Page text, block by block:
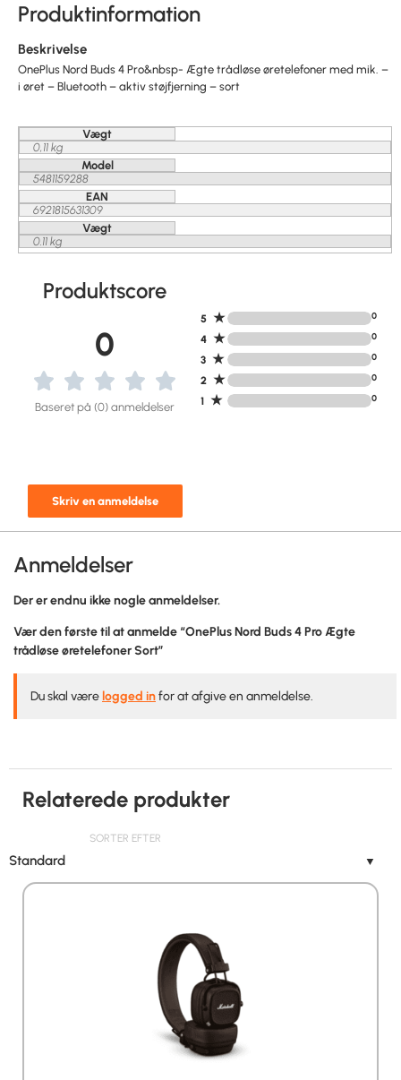
Produktinformation
Beskrivelse
OnePlus Nord Buds 4 Pro&nbsp- Ægte trådløse øretelefoner med mik. –
i øret – Bluetooth – aktiv støjfjerning – sort
Vægt
0,11 kg
Model
5481159288
EAN
6921815631309
Vægt
0.11 kg
Produktscore
0
Baseret på (0) anmeldelser
Skriv en anmeldelse
5 ★ 0
4 ★ 0
3 ★ 0
2 ★ 0
1 ★ 0
Anmeldelser
Der er endnu ikke nogle anmeldelser.
Vær den første til at anmelde “OnePlus Nord Buds 4 Pro Ægte
trådløse øretelefoner Sort”
Du skal være logged infor at afgive en anmeldelse.
Relaterede produkter
SORTER EFTER
Standard ▼